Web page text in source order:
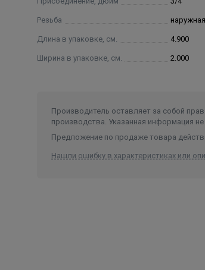
Резьба наружная
Длина в упаковке, см. 4.900
Ширина в упаковке, см. 2.000
Производитель оставляет за собой
производства. Указанная информация
Предложение по продаже товара
Нашли ошибку в характеристиках или